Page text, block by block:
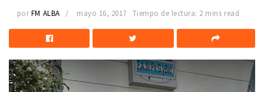
por FM ALBA mayo 16, 2017 Tiempo de lectura: 2 mins read